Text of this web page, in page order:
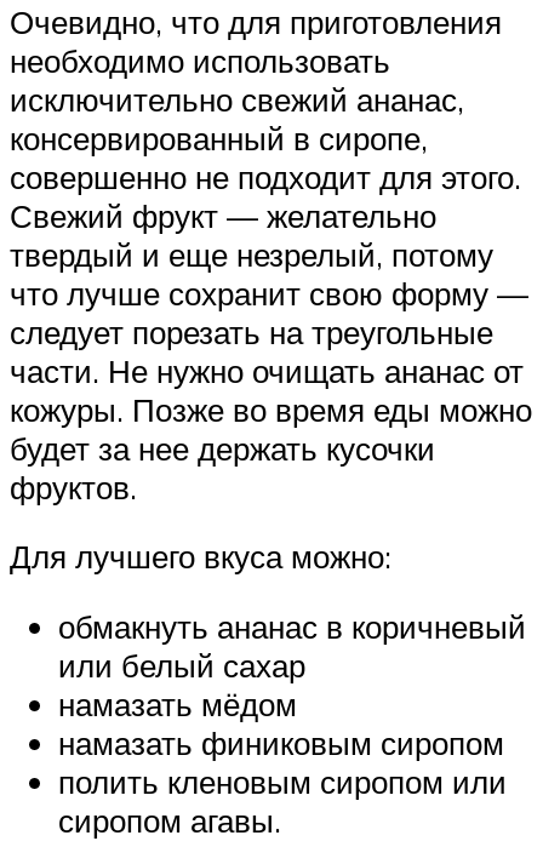
Очевидно, что для приготовления
необходимо использовать
исключительно свежий ананас,
консервированный в сиропе,
совершенно не подходит для этого.
Свежий фрукт — желательно
твердый и еще незрелый, потому
что лучше сохранит свою форму —
следует порезать на треугольные
части. Не нужно очищать ананас от
кожуры. Позже во время еды можно
будет за нее держать кусочки
фруктов.
Для лучшего вкуса можно:
обмакнуть ананас в коричневый
или белый сахар
намазать мёдом
намазать финиковым сиропом
полить кленовым сиропом или
сиропом агавы.